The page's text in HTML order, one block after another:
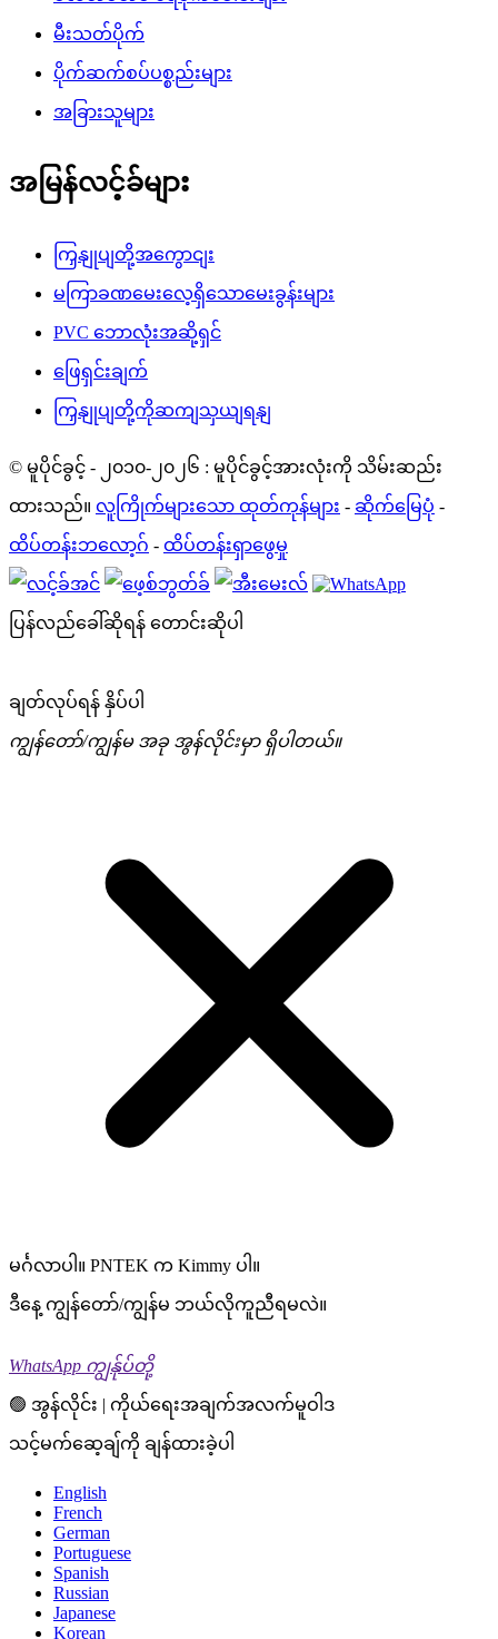
မီးသတ်ပိုက်
ပိုက်ဆက်စပ်ပစ္စည်းများ
အခြားသူများ
အမြန်လင့်ခ်များ
ကြှနျုပျတို့အကွောငျး
မကြာခဏမေးလေ့ရှိသောမေးခွန်းများ
PVC ဘောလုံးအဆို့ရှင်
ဖြေရှင်းချက်
ကြှနျုပျတို့ကိုဆကျသှယျရနျ
© မူပိုင်ခွင့် - ၂၀၁၀-၂၀၂၆ : မူပိုင်ခွင့်အားလုံးကို သိမ်းဆည်း
ထားသည်။ လူကြိုက်များသော ထုတ်ကုန်များ - ဆိုက်မြေပုံ -
ထိပ်တန်းဘလော့ဂ် - ထိပ်တန်းရှာဖွေမှု
ပြန်လည်ခေါ်ဆိုရန် တောင်းဆိုပါ
ချတ်လုပ်ရန် နှိပ်ပါ
ကျွန်တော်/ကျွန်မ အခု အွန်လိုင်းမှာ ရှိပါတယ်။
မင်္ဂလာပါ။ PNTEK က Kimmy ပါ။
ဒီနေ့ ကျွန်တော်/ကျွန်မ ဘယ်လိုကူညီရမလဲ။
WhatsApp ကျွန်ုပ်တို့
🟢 အွန်လိုင်း | ကိုယ်ရေးအချက်အလက်မူဝါဒ
သင့်မက်ဆေ့ချ်ကို ချန်ထားခဲ့ပါ
English
French
German
Portuguese
Spanish
Russian
Japanese
Korean